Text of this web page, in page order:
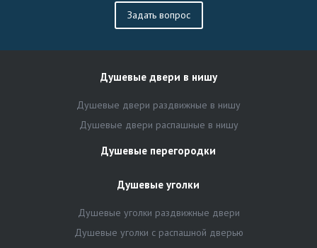
Задать вопрос
Душевые двери в нишу
Душевые двери раздвижные в нишу
Душевые двери распашные в нишу
Душевые перегородки
Душевые уголки
Душевые уголки раздвижные двери
Душевые уголки с распашной дверью